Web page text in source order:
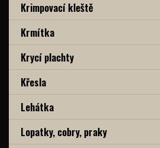
Krimpovací kleště
Krmítka
Krycí plachty
Křesla
Lehátka
Lopatky, cobry, praky